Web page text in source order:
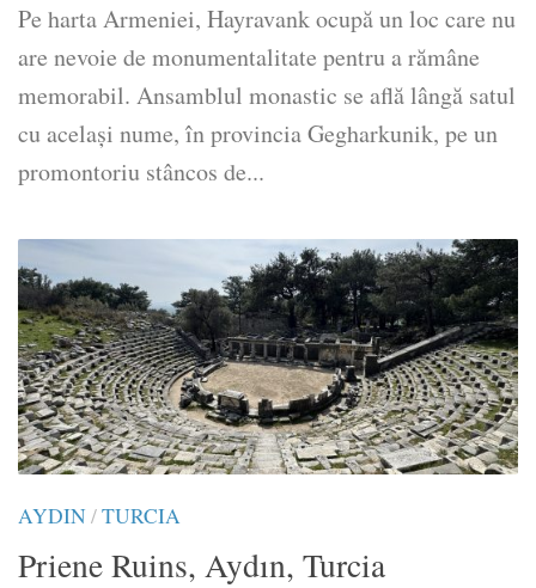
Pe harta Armeniei, Hayravank ocupă un loc care nu
are nevoie de monumentalitate pentru a rămâne
memorabil. Ansamblul monastic se află lângă satul
cu același nume, în provincia Gegharkunik, pe un
promontoriu stâncos de...
AYDIN/TURCIA
Priene Ruins, Aydın, Turcia